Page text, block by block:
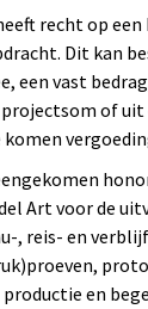
recht op
Dit kan
een vast
of uit
Art voor de
, reis- en
en